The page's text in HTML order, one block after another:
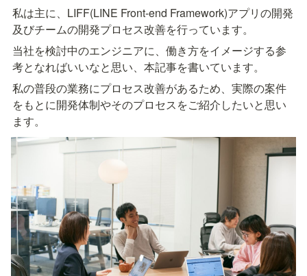
私は主に、LIFF(LINE Front-end Framework)アプリの開発
及びチームの開発プロセス改善を行っています。
当社を検討中のエンジニアに、働き方をイメージする参
考となればいいなと思い、本記事を書いています。
私の普段の業務にプロセス改善があるため、実際の案件
をもとに開発体制やそのプロセスをご紹介したいと思い